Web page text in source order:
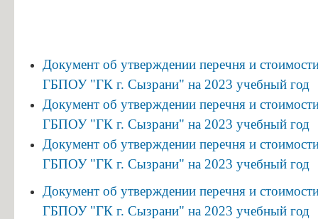
Документ об утверждении перечня и
ГБПОУ "ГК г. Сызрани" на 2023 учебный год
Документ об утверждении перечня и
ГБПОУ "ГК г. Сызрани" на 2023 учебный год
Документ об утверждении перечня и
ГБПОУ "ГК г. Сызрани" на 2023 учебный год
Документ об утверждении перечня и
ГБПОУ "ГК г. Сызрани" на 2023 учебный год